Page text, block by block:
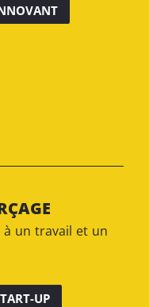
un travail et un
UP